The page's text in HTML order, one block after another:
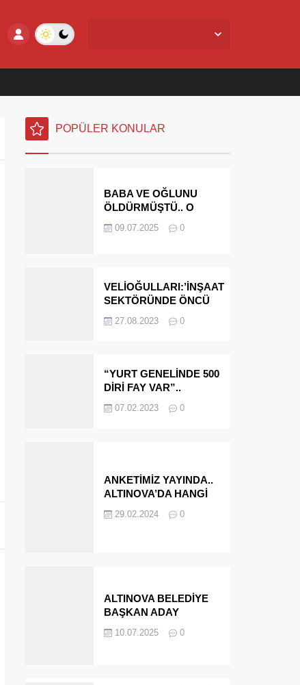
POPÜLER KONULAR
BABA VE OĞLUNU
ÖLDÜRMÜŞTÜ.. O
MİRASÇILARI
09.07.2025 0
VELİOĞULLARI:’İNŞAAT
SEKTÖRÜNDE ÖNCÜ
EDECEĞİZ’
27.08.2023 0
“YURT GENELİNDE 500
DİRİ FAY VAR”..
ÇINARCIK..
07.02.2023 0
ANKETİMİZ YAYINDA..
ALTINOVA’DA HANGİ
BAŞKANI OLARAK
29.02.2024 0
ALTINOVA BELEDİYE
BAŞKAN ADAY
MÜEBBET ALDI FİRAR
10.07.2025 0